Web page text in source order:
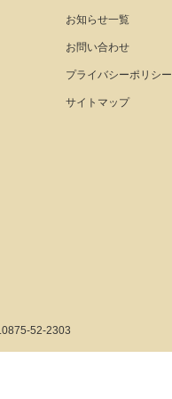
お知らせ一覧
お問い合わせ
プライバシーポリシー
サイトマップ
52-2303